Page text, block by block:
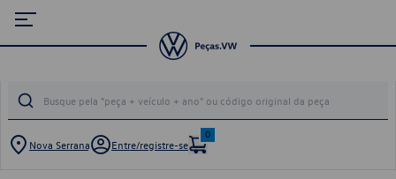
Nova Serrana Entre/registre-se
0